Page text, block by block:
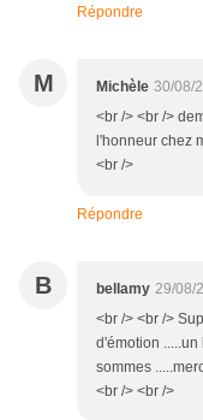
Répondre
M Michèle 30/08/
<br /> <br />
l'honneur chez
<br />
Répondre
B bellamy 29/08/
<br /> <br />
d'émotion
sommes
<br /> <br />